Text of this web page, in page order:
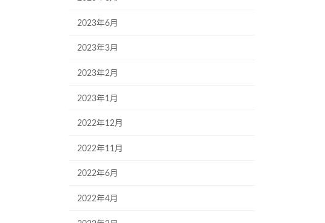
2023年6月
2023年3月
2023年2月
2023年1月
2022年12月
2022年11月
2022年6月
2022年4月